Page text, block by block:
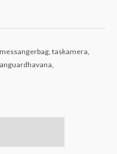
messangerbag, taskamera,
,